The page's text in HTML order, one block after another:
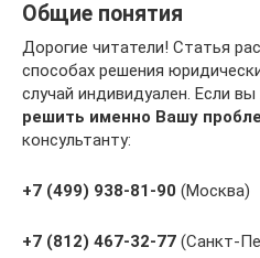
Общие понятия
Дорогие читатели! Статья
способах решения
случай индивидуален. Если
решить именно Вашу
консультанту:
+7 (499) 938-81-90 (Москва)
+7 (812) 467-32-77 (Санкт-